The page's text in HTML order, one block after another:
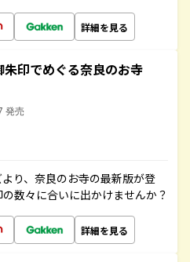
詳細を見る
印でめぐる奈良のお寺
発売
り、奈良のお寺の最新版が登
数々に合いに出かけませんか？
詳細を見る